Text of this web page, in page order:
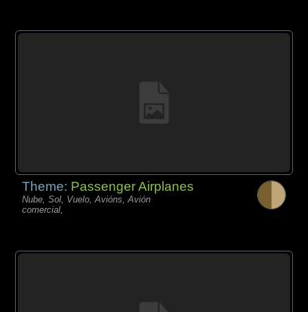
Theme: Passenger Airplanes
Nube, Sol, Vuelo, Avións, Avión
comercial,